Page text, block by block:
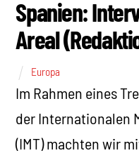
Spanien:
Areal
Europa
Im Rahmen eines
der Internationalen
(IMT) machten wir